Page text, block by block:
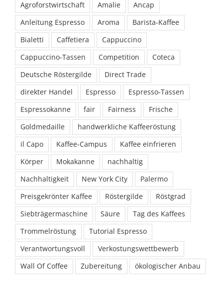
Agroforstwirtschaft Amalie
Ancap
Anleitung Espresso
Aroma
Barista-Kaffee
Bialetti
Caffetiera
Cappuccino
Cappuccino-Tassen
Competition
Coteca
Deutsche Röstergilde
Direct Trade
direkter Handel
Espresso
Espresso-Tassen
Espressokanne
fair Fairness
Frische
Goldmedaille
handwerkliche Kaffeeröstung
il Capo
Kaffee-Campus
Kaffee einfrieren
Körper
Mokakanne
nachhaltig
Nachhaltigkeit
New York City
Palermo
Preisgekrönter Kaffee
Röstergilde
Röstgrad
Siebträgermaschine
Säure
Tag des Kaffees
Trommelröstung
Tutorial Espresso
Verantwortungsvoll
Verkostungswettbewerb
Wall Of Coffee
Zubereitung ökologischer Anbau